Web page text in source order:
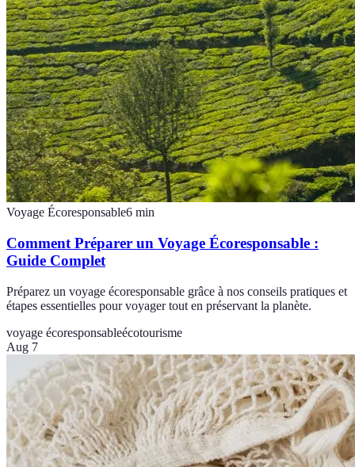
Voyage Écoresponsable6 min
Comment Préparer un Voyage Écoresponsable :
Guide Complet
Préparez un voyage écoresponsable grâce à nos conseils pratiques et
étapes essentielles pour voyager tout en préservant la planète.
voyage écoresponsableécotourisme
Aug 7